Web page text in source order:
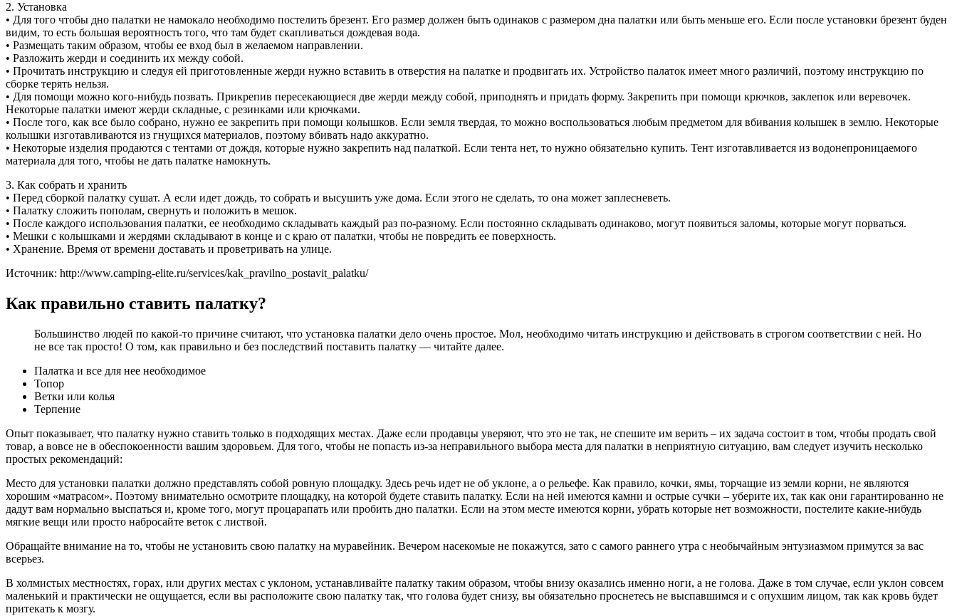
2. Установка
• Для того чтобы дно палатки не намокало необходимо постелить брезент. Его размер должен быть одинаков с размером дна палатки или быть меньше его. Если после установки брезент буден
видим, то есть большая вероятность того, что там будет скапливаться дождевая вода.
• Размещать таким образом, чтобы ее вход был в желаемом направлении.
• Разложить жерди и соединить их между собой.
• Прочитать инструкцию и следуя ей приготовленные жерди нужно вставить в отверстия на палатке и продвигать их. Устройство палаток имеет много различий, поэтому инструкцию по
сборке терять нельзя.
• Для помощи можно кого-нибудь позвать. Прикрепив пересекающиеся две жерди между собой, приподнять и придать форму. Закрепить при помощи крючков, заклепок или веревочек.
Некоторые палатки имеют жерди складные, с резинками или крючками.
• После того, как все было собрано, нужно ее закрепить при помощи колышков. Если земля твердая, то можно воспользоваться любым предметом для вбивания колышек в землю. Некоторые
колышки изготавливаются из гнущихся материалов, поэтому вбивать надо аккуратно.
• Некоторые изделия продаются с тентами от дождя, которые нужно закрепить над палаткой. Если тента нет, то нужно обязательно купить. Тент изготавливается из водонепроницаемого
материала для того, чтобы не дать палатке намокнуть.
3. Как собрать и хранить
• Перед сборкой палатку сушат. А если идет дождь, то собрать и высушить уже дома. Если этого не сделать, то она может заплесневеть.
• Палатку сложить пополам, свернуть и положить в мешок.
• После каждого использования палатки, ее необходимо складывать каждый раз по-разному. Если постоянно складывать одинаково, могут появиться заломы, которые могут порваться.
• Мешки с колышками и жердями складывают в конце и с краю от палатки, чтобы не повредить ее поверхность.
• Хранение. Время от времени доставать и проветривать на улице.
Источник: http://www.camping-elite.ru/services/kak_pravilno_postavit_palatku/
Как правильно ставить палатку?
Большинство людей по какой-то причине считают, что установка палатки дело очень простое. Мол, необходимо читать инструкцию и действовать в строгом соответствии с ней. Но
не все так просто! О том, как правильно и без последствий поставить палатку — читайте далее.
Палатка и все для нее необходимое
Топор
Ветки или колья
Терпение
Опыт показывает, что палатку нужно ставить только в подходящих местах. Даже если продавцы уверяют, что это не так, не спешите им верить – их задача состоит в том, чтобы продать свой
товар, а вовсе не в обеспокоенности вашим здоровьем. Для того, чтобы не попасть из-за неправильного выбора места для палатки в неприятную ситуацию, вам следует изучить несколько
простых рекомендаций:
Место для установки палатки должно представлять собой ровную площадку. Здесь речь идет не об уклоне, а о рельефе. Как правило, кочки, ямы, торчащие из земли корни, не являются
хорошим «матрасом». Поэтому внимательно осмотрите площадку, на которой будете ставить палатку. Если на ней имеются камни и острые сучки – уберите их, так как они гарантированно не
дадут вам нормально выспаться и, кроме того, могут процарапать или пробить дно палатки. Если на этом месте имеются корни, убрать которые нет возможности, постелите какие-нибудь
мягкие вещи или просто набросайте веток с листвой.
Обращайте внимание на то, чтобы не установить свою палатку на муравейник. Вечером насекомые не покажутся, зато с самого раннего утра с необычайным энтузиазмом примутся за вас
всерьез.
В холмистых местностях, горах, или других местах с уклоном, устанавливайте палатку таким образом, чтобы внизу оказались именно ноги, а не голова. Даже в том случае, если уклон совсем
маленький и практически не ощущается, если вы расположите свою палатку так, что голова будет снизу, вы обязательно проснетесь не выспавшимся и с опухшим лицом, так как кровь будет
притекать к мозгу.